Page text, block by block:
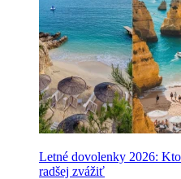
Letné dovolenky 2026:
radšej zvážiť